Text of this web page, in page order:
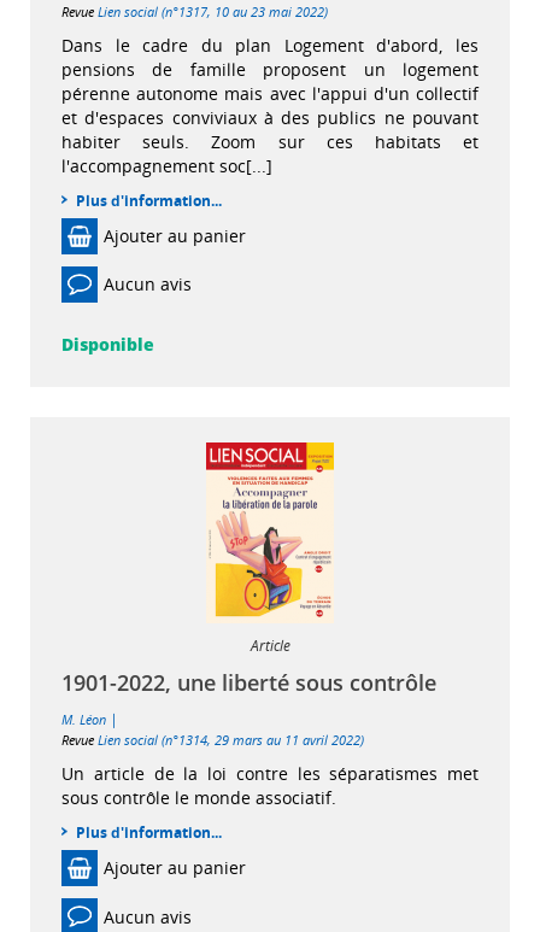
Revue Lien social (n°1317, 10 au 23 mai 2022)
Dans le cadre du plan Logement d'abord, les
pensions de famille proposent un logement
pérenne autonome mais avec l'appui d'un collectif
et d'espaces conviviaux à des publics ne pouvant
habiter seuls. Zoom sur ces habitats et
l'accompagnement soc[...]
Plus d'information...
Ajouter au panier
Aucun avis
Disponible
Article
1901-2022, une liberté sous contrôle
M. Léon |
Revue Lien social (n°1314, 29 mars au 11 avril 2022)
Un article de la loi contre les séparatismes met
sous contrôle le monde associatif.
Plus d'information...
Ajouter au panier
Aucun avis